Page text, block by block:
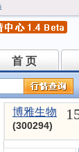
首 页
首 页
博雅生物
(300294)